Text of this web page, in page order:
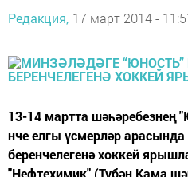
Редакция, 17 март 2014 -
13-14 мартта шәһәребезнең
нче елгы үсмерләр
беренчелегенә хоккей